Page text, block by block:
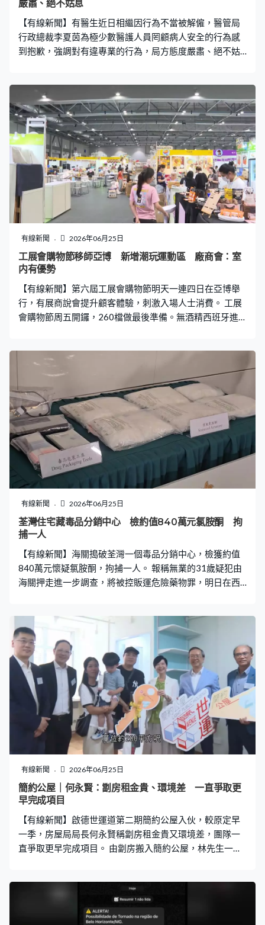
欲蓋彌彰類似，源於美國藝人史翠珊早年極力阻止
嚴肅、絕不姑息
【有線新聞】有醫生近日相繼因行為不當被解僱，醫管局
行政總裁李夏茵為極少數醫護人員罔顧病人安全的行為感
到抱歉，強調對有違專業的行為，局方態度嚴肅、絕不姑
人的利益，如果有人不誠實、不誠懇，有錯不認、有過不
改，這些與醫管局服務宗旨有相違背，他們不適合在醫管
局工作。若心中仍有其他抱負，不是真的想以照顧病人為
初心，可能真的要三思才投身這個行業。」 李夏茵承認事
件反映醫管局對員工教育不足，會嚴肅跟進，並再次提醒
員工不可將醫院內部情況發布至社交平台。
有線新聞 2026年06月25日
工展會購物節移師亞博 新增潮玩運動區 廠商會：室
内有優勢
【有線新聞】第六屆工展會購物節明天一連四日在亞博舉
行，有展商說會提升顧客體驗，刺激入場人士消費。 工展
會購物節周五開鑼，260檔做最後準備。無酒精西班牙進
費。咖啡豆公司負責人許先生：「會做即場手沖咖啡，令
體驗提升，給予消費者感受到更完美，而不是只購買然後
就回家。」 這檔首次參展由維園工展會移師亞博，用價格
打動顧客。進口食材公司負責人黃小姐：「西班牙白毛豬
火腿賣到100元3包，我們批發到超市40多元，相信這是很
吸引。」 今年9大專區涵蓋休閒、健康、運動等展區，購
物之餘還可以遊玩。今年就新增這個潮玩運動區，有最近
相當流行的匹克球，還有教練免費指導，不過預約一早已
經額滿。 主辦展覽的廠商會預期人流跟往年相若。廠商會
副會長莊家彬：「也是六萬人次左右，你說的天氣情況，
我們相信這反而是一個優勢，因爲我們在室内地方，又不
怕炎熱，又不怕下雨。」展會入場費10元，65歲或以上長
者以及旅客免費。
有線新聞 2026年06月25日
荃灣住宅藏毒品分銷中心 檢約值840萬元氯胺酮 拘
捕一人
【有線新聞】海關搗破荃灣一個毒品分銷中心，檢獲約值
840萬元懷疑氯胺酮，拘捕一人。 報稱無業的31歲疑犯由
海關押走進一步調查，將被控販運危險藥物罪，明日在西
酮及一批毒品包裝工具。海關相信有人利用私人住宅掩飾
用作毒品分銷中心。
有線新聞 2026年06月25日
簡約公屋｜何永賢：劏房租金貴、環境差 一直爭取更
早完成項目
【有線新聞】啟德世運道第二期簡約公屋入伙，較原定早
一季，房屋局局長何永賢稱劏房租金貴又環境差，團隊一
直爭取更早完成項目。 由劏房搬入簡約公屋，林先生一家
前的劏房大一倍多，月租約2,400元，最重要是環境改善。
世運道第二期簡約公屋最細是一至二人單位，最大可住四
至五人，每戶都有獨立洗手間，還有開放式煮食空間，月